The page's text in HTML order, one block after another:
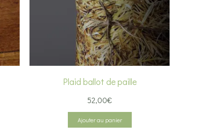
Plaid ballot de paille
52,00€
Ajouter au panier